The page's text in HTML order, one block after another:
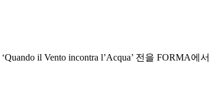
il Vento incontra l’Acqua’ 전을 FORMA에서